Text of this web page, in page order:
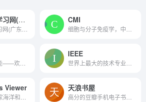
广东专插本学习网(广东普通专升本学习网) CMI
IEEE
Viewer 天浪书屋